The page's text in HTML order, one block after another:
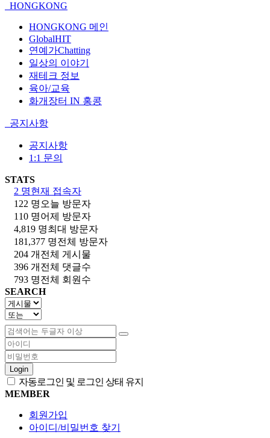
HONGKONG
HONGKONG 메인
GlobalHIT
연예가Chatting
일상의 이야기
재테크 정보
육아/교육
화개장터 IN 홍콩
공지사항
공지사항
1:1 문의
STATS
2 명현재 접속자
122 명 오늘 방문자
110 명어제 방문자
4,819 명최대 방문자
181,377 명전체 방문자
204 개 전체 게시물
396 개 전체 댓글수
793 명전체 회원수
SEARCH
Login
자동로그인 및 로그인 상태 유지
MEMBER
회원가입
아이디/비밀번호 찾기